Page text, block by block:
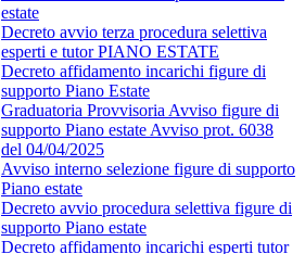
estate
Decreto avvio terza procedura selettiva
esperti e tutor PIANO ESTATE
Decreto affidamento incarichi figure di
supporto Piano Estate
Graduatoria Provvisoria Avviso figure di
supporto Piano estate Avviso prot. 6038
del 04/04/2025
Avviso interno selezione figure di supporto
Piano estate
Decreto avvio procedura selettiva figure di
supporto Piano estate
Decreto affidamento incarichi esperti tutor